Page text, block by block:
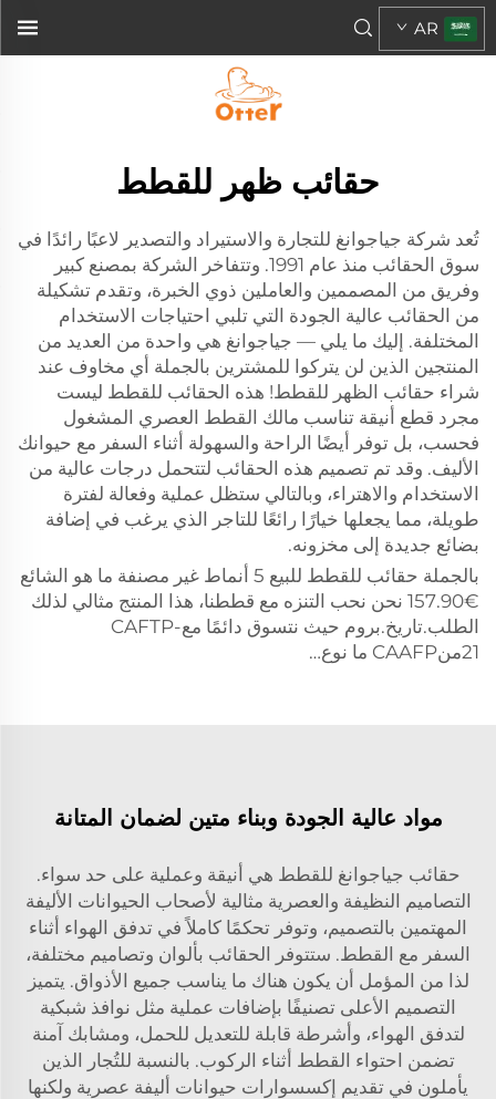
AR
حقائب ظهر للقطط
تُعد شركة جياجوانغ للتجارة والاستيراد والتصدير لاعبًا رائدًا في
سوق الحقائب منذ عام 1991. وتتفاخر الشركة بمصنع كبير
وفريق من المصممين والعاملين ذوي الخبرة، وتقدم تشكيلة
من الحقائب عالية الجودة التي تلبي احتياجات الاستخدام
المختلفة. إليك ما يلي — جياجوانغ هي واحدة من العديد من
المنتجين الذين لن يتركوا للمشترين بالجملة أي مخاوف عند
شراء حقائب الظهر للقطط! هذه الحقائب للقطط ليست
مجرد قطع أنيقة تناسب مالك القطط العصري المشغول
فحسب، بل توفر أيضًا الراحة والسهولة أثناء السفر مع حيوانك
الأليف. وقد تم تصميم هذه الحقائب لتتحمل درجات عالية من
الاستخدام والاهتراء، وبالتالي ستظل عملية وفعالة لفترة
طويلة، مما يجعلها خيارًا رائعًا للتاجر الذي يرغب في إضافة
بضائع جديدة إلى مخزونه.
بالجملة حقائب للقطط للبيع 5 أنماط غير مصنفة ما هو الشائع
€157.90 نحن نحب التنزه مع قططنا، هذا المنتج مثالي لذلك
الطلب.تاريخ.بروم حيث نتسوق دائمًا معCAFTP-
21منCAAFP ما نوع…
مواد عالية الجودة وبناء متين لضمان المتانة
حقائب جياجوانغ للقطط هي أنيقة وعملية على حد سواء.
التصاميم النظيفة والعصرية مثالية لأصحاب الحيوانات الأليفة
المهتمين بالتصميم، وتوفر تحكمًا كاملاً في تدفق الهواء أثناء
السفر مع القطط. ستتوفر الحقائب بألوان وتصاميم مختلفة،
لذا من المؤمل أن يكون هناك ما يناسب جميع الأذواق. يتميز
التصميم الأعلى تصنيفًا بإضافات عملية مثل نوافذ شبكية
لتدفق الهواء، وأشرطة قابلة للتعديل للحمل، ومشابك آمنة
تضمن احتواء القطط أثناء الركوب. بالنسبة للتُجار الذين
يأملون في تقديم إكسسوارات حيوانات أليفة عصرية ولكنها